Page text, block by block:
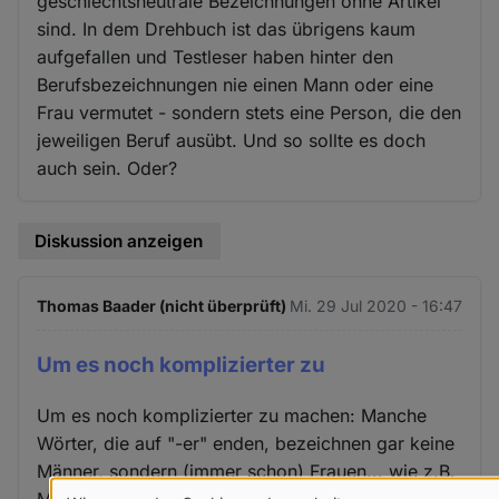
sind. In dem Drehbuch ist das übrigens kaum
aufgefallen und Testleser haben hinter den
Berufsbezeichnungen nie einen Mann oder eine
Frau vermutet - sondern stets eine Person, die den
jeweiligen Beruf ausübt. Und so sollte es doch
auch sein. Oder?
Diskussion anzeigen
Thomas Baader (nicht überprüft) Mi. 29 Jul 2020 - 16:47
Um es noch komplizierter zu
Um es noch komplizierter zu machen: Manche
Wörter, die auf "-er" enden, bezeichnen gar keine
Männer, sondern (immer schon) Frauen... wie z.B.